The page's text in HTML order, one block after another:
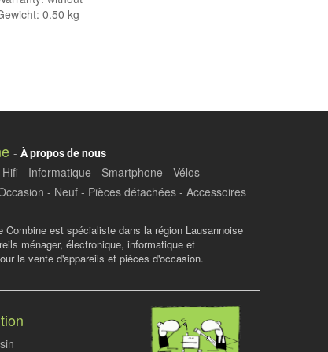
0.50 kg
- À propos de nous
- Informatique - Smartphone - Vélos
- Neuf - Pièces détachées - Accessoires
Combine est spécialiste dans la région Lausannoise
ménager, électronique, informatique et
la vente d'appareils et pièces d'occasion.